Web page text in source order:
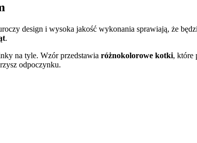
design i wysoka jakość wykonania sprawiają, że
.
na tyle. Wzór przedstawia różnokolorowe kotki, które
odpoczynku.